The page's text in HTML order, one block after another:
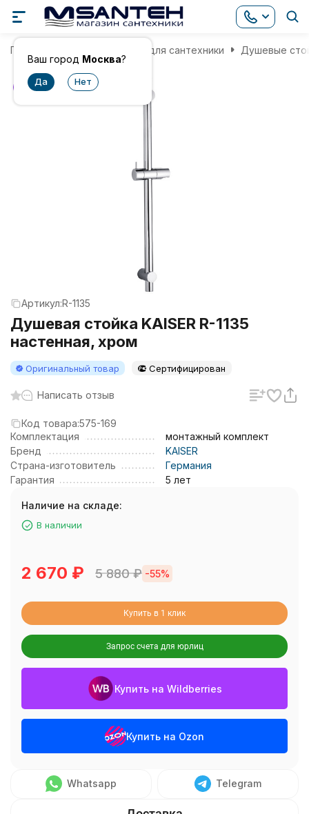
Ваш город Москва?
Главная Комплектующие для сантехники Душевые
хит
Артикул:R-1135
Душевая стойка KAISER R-1135
настенная, хром
Оригинальный товар Сертифицирован
Написать отзыв
Код товара:575-169
Комплектация
монтажный комплект
Бренд
KAISER
Страна-изготовитель
Германия
Гарантия
5 лет
Наличие на складе:
В наличии
2 670 ₽ 5 880₽ -55%
Купить в 1 клик
Запрос счета для юрлиц
Купить на Wildberries
Купить на Ozon
Whatsapp Telegram